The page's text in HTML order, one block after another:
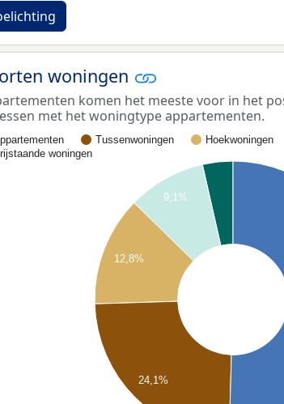
woningen
komen het meeste voor in het
met het woningtype appartementen.
Tussenwoningen Hoekwoningen
woningen
9,1%
12,8%
24,1%